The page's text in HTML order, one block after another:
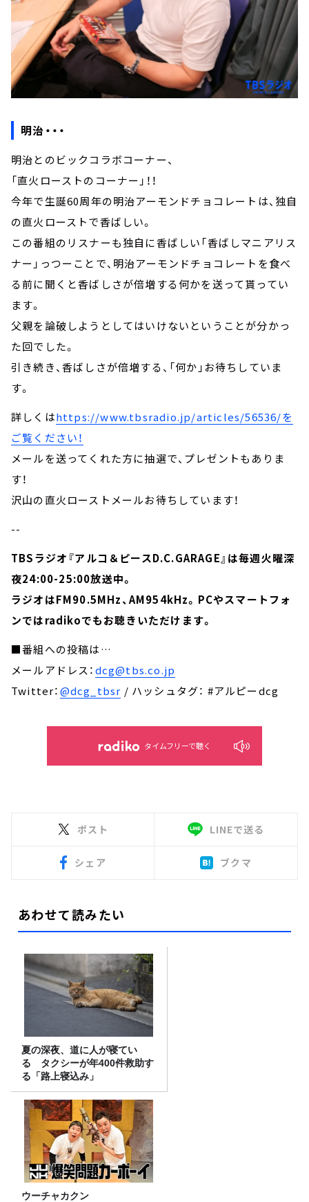
明治・・・
明治とのビックコラボコーナー、
「直火ローストのコーナー」！！
今年で生誕60周年の明治アーモンドチョコレートは、独自
の直火ローストで香ばしい。
この番組のリスナーも独自に香ばしい「香ばしマニアリス
ナー」っつーことで、明治アーモンドチョコレートを食べ
る前に聞くと香ばしさが倍増する何かを送って貰ってい
ます。
父親を論破しようとしてはいけないということが分かっ
た回でした。
引き続き、香ばしさが倍増する、「何か」お待ちしていま
す。
詳しくはhttps://www.tbsradio.jp/articles/56536/を
ご覧ください！
メールを送ってくれた方に抽選で、プレゼントもありま
す！
沢山の直火ローストメールお待ちしています！
--
TBSラジオ『アルコ＆ピースD.C.GARAGE』は毎週火曜深
夜24:00-25:00放送中。
ラジオはFM90.5MHz、AM954kHz。PCやスマートフォ
ンではradikoでもお聴きいただけます。
■番組への投稿は…
メールアドレス：dcg@tbs.co.jp
Twitter：@dcg_tbsr / ハッシュタグ： #アルピーdcg
タイムフリーで聴く
ポスト LINEで送る
シェア ブクマ
あわせて読みたい
夏の深夜、道に人が寝てい
る タクシーが年400件救助す
る「路上寝込み」
ウーチャカクン